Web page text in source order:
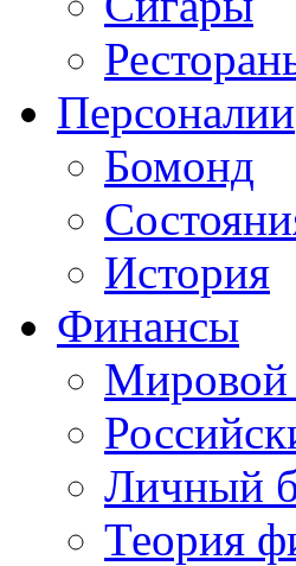
Персоналии
Бомонд
История
Финансы
Личный
Теория